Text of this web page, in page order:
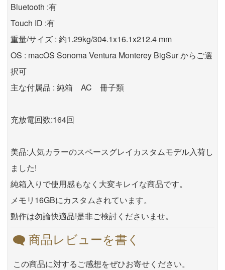
Bluetooth :有
Touch ID :有
重量/サイズ : 約1.29kg/304.1x16.1x212.4 mm
OS : macOS Sonoma Ventura Monterey BigSur からご選
択可
主な付属品 : 純箱 AC 冊子類
充放電回数:164回
美品:人気カラーのスペースグレイカスタムモデル入荷し
ました!
純箱入りで使用感もなく大変キレイな商品です。
メモリ16GBにカスタムされています。
動作は勿論快適品!是非ご検討くださいませ。
商品レビューを書く
この商品に対するご感想をぜひお寄せください。